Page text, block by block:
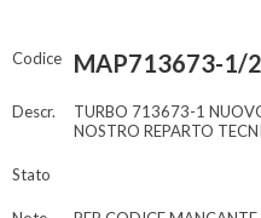
Codice MAP713673-1/
Descr.
TURBO 713673-1
NOSTRO REPARTO
Stato